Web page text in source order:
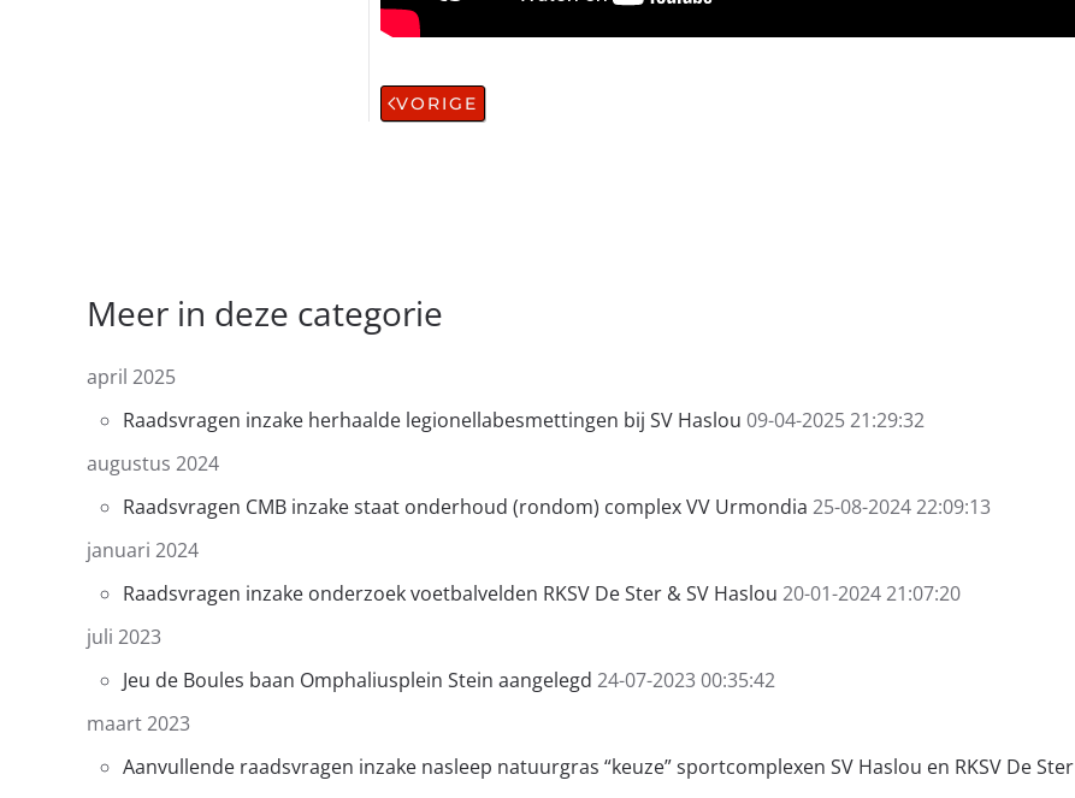
VORIGE
Meer in deze categorie
april 2025
Raadsvragen inzake herhaalde legionellabesmettingen bij SV Haslou 09-04-2025 21:29:32
augustus 2024
Raadsvragen CMB inzake staat onderhoud (rondom) complex VV Urmondia 25-08-2024 22:09:13
januari 2024
Raadsvragen inzake onderzoek voetbalvelden RKSV De Ster & SV Haslou 20-01-2024 21:07:20
juli 2023
Jeu de Boules baan Omphaliusplein Stein aangelegd 24-07-2023 00:35:42
maart 2023
Aanvullende raadsvragen inzake nasleep natuurgras “keuze” sportcomplexen SV Haslou en RKSV De Ster